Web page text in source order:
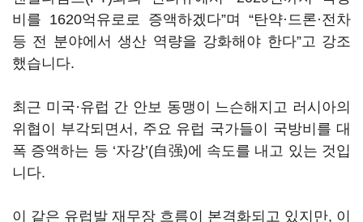
비를 1620억유로로 증액하겠다”며 “탄약·드론·전차
등 전 분야에서 생산 역량을 강화해야 한다”고 강조
했습니다.
최근 미국·유럽 간 안보 동맹이 느슨해지고 러시아의
위협이 부각되면서, 주요 유럽 국가들이 국방비를 대
폭 증액하는 등 ‘자강’(自强)에 속도를 내고 있는 것입
니다.
이 같은 유럽발 재무장 흐름이 본격화되고 있지만, 이